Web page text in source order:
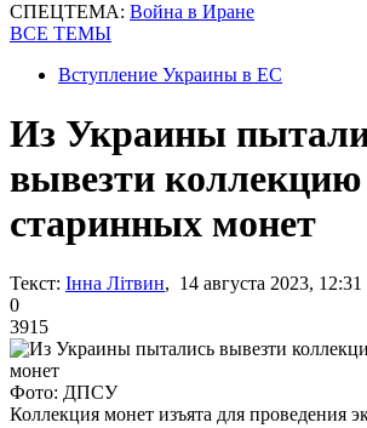
СПЕЦТЕМА: Война в Иране
ВСЕ ТЕМЫ
Вступление Украины в ЕС
Из Украины
вывезти коллекцию
старинных монет
Текст: Інна Літвин, 14 августа 2023, 12:31
0
3915
Фото: ДПСУ
Коллекция монет изъята для проведения